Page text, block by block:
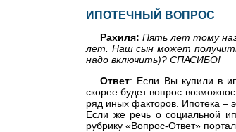
ИПОТЕЧНЫЙ ВОПРОС
Рахиля: Пять лет тому
лет. Наш сын может получить
надо включить)? СПАСИБО!
Ответ: Если Вы купили в
скорее будет вопрос
ряд иных факторов. Ипотека –
Если же речь о социальной
рубрику «Вопрос-Ответ»